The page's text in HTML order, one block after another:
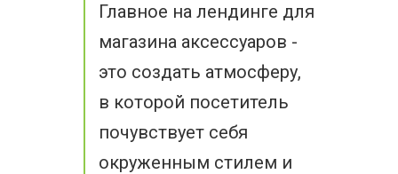
Главное на лендинге для
магазина аксессуаров -
это создать атмосферу,
в которой посетитель
почувствует себя
окруженным стилем и